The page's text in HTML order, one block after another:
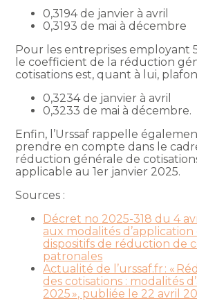
0,3194 de janvier à avril
0,3193 de mai à décembre
Pour les entreprises employant
le coefficient de la réduction
cotisations est, quant à lui,
0,3234 de janvier à avril
0,3233 de mai à décembre.
Enfin, l’Urssaf rappelle
prendre en compte dans le
réduction générale de
applicable au 1er janvier 2025.
Sources :
Décret no 2025-318 du 4
aux modalités d’application
dispositifs de réduction de
patronales
Actualité de l’urssaf.fr : «
des cotisations : modalités
2025 », publiée le 22 avril